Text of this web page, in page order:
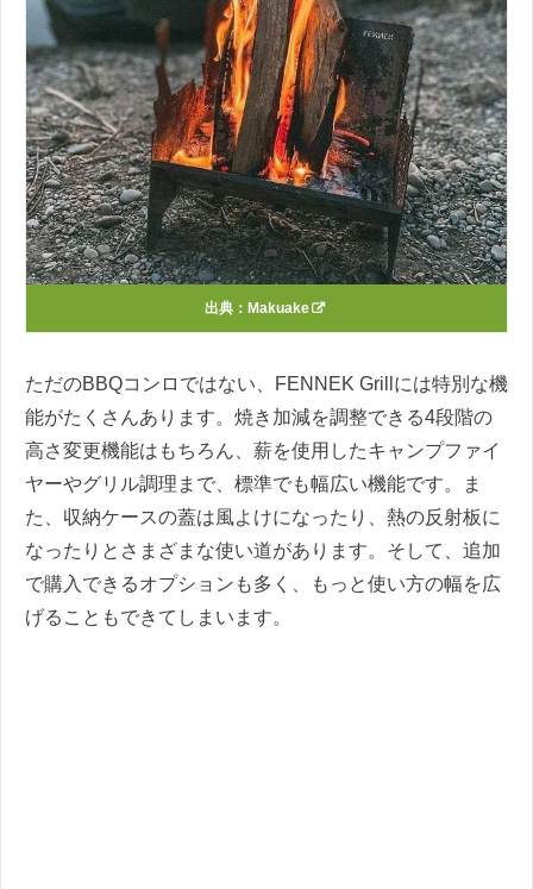
出典： Makuake
ただのBBQコンロではない、FENNEK Grillには特別な機
能がたくさんあります。焼き加減を調整できる4段階の
高さ変更機能はもちろん、薪を使用したキャンプファイ
ヤーやグリル調理まで、標準でも幅広い機能です。ま
た、収納ケースの蓋は風よけになったり、熱の反射板に
なったりとさまざまな使い道があります。そして、追加
で購入できるオプションも多く、もっと使い方の幅を広
げることもできてしまいます。